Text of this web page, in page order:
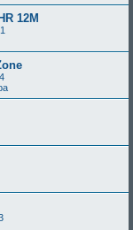
12M